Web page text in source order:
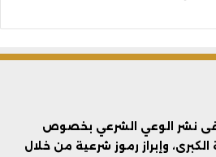
نشر الوعي الشرعي بخصوص
وإبراز رموز شرعية من خلال